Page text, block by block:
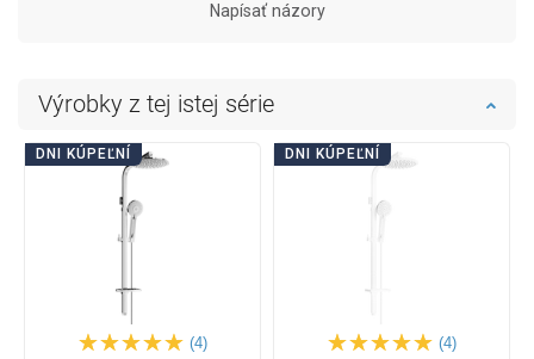
Napísať názory
Výrobky z tej istej série
DNI KÚPEĽNÍ
(4)
DNI KÚPEĽNÍ
(4)